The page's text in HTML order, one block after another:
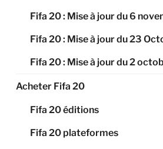
Fifa 20 : Mise à jour du 6
Fifa 20 : Mise à jour du 23
Fifa 20 : Mise à jour du 2
Acheter Fifa 20
Fifa 20 éditions
Fifa 20 plateformes